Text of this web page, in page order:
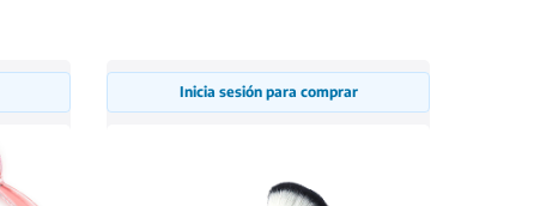
Inicia sesión para comprar